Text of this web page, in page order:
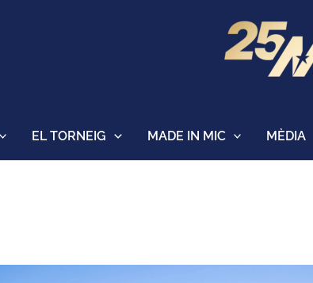
EL TORNEIG MADE IN MIC MÈDIA